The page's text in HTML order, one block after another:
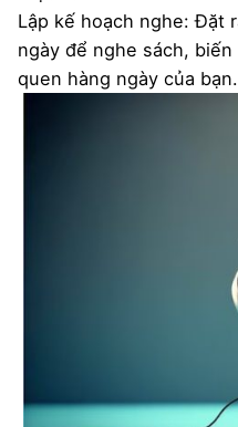
Lập kế hoạch nghe: Đặt
ngày để nghe sách,
quen hàng ngày của bạn.